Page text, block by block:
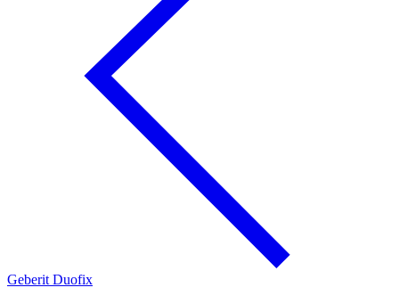
Geberit Duofix